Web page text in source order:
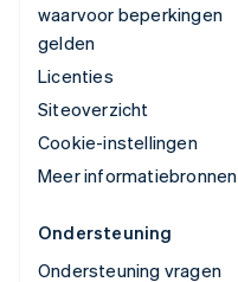
waarvoor beperkingen
gelden
Licenties
Siteoverzicht
Cookie-instellingen
Meer informatiebronnen
Ondersteuning
Ondersteuning vragen